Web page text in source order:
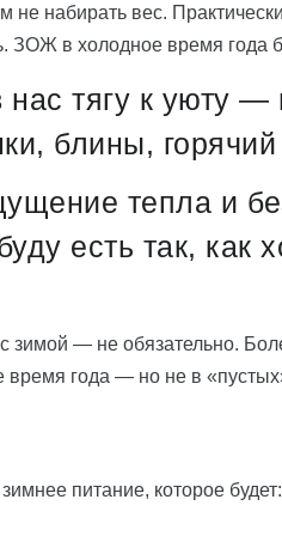
не набирать вес.
ЗОЖ в холодное время года
тягу к уюту —
блины,
тепла и
есть так, как
зимой — не обязательно.
года — но не в
питание, которое будет: